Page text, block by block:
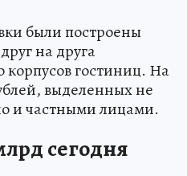
были построены
на друга
корпусов гостиниц. На
выделенных не
и частными лицами.
сегодня